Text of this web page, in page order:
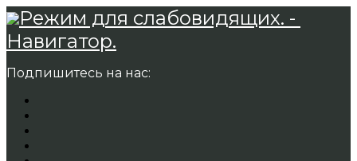
Режим для слабовидящих. -
Навигатор.
Подпишитесь на нас: